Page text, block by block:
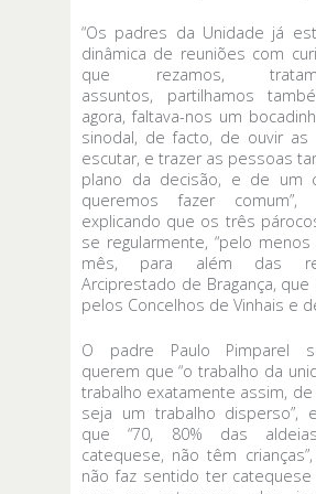
“Os padres da Unidade já
dinâmica de reuniões com
que rezamos,
assuntos, partilhamos
agora, faltava-nos um
sinodal, de facto, de ouvir as
escutar, e trazer as pessoas
plano da decisão, e de um
queremos fazer comum”,
explicando que os três
se regularmente, “pelo
mês, para além das
Arciprestado de Bragança,
pelos Concelhos de Vinhais e
O padre Paulo Pimparel
querem que “o trabalho da
trabalho exatamente assim, de
seja um trabalho disperso”,
que “70, 80% das
catequese, não têm
não faz sentido ter catequese